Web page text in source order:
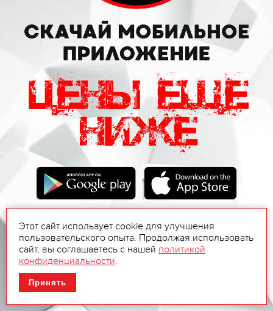
Этот сайт использует cookie для улучшения
пользовательского опыта. Продолжая использовать
сайт, вы соглашаетесь с нашей политикой
конфиденциальности.
Принять